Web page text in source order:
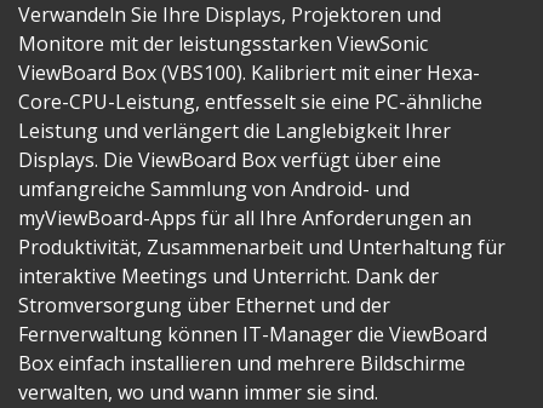
Verwandeln Sie Ihre Displays, Projektoren und
Monitore mit der leistungsstarken ViewSonic
ViewBoard Box (VBS100). Kalibriert mit einer Hexa-
Core-CPU-Leistung, entfesselt sie eine PC-ähnliche
Leistung und verlängert die Langlebigkeit Ihrer
Displays. Die ViewBoard Box verfügt über eine
umfangreiche Sammlung von Android- und
myViewBoard-Apps für all Ihre Anforderungen an
Produktivität, Zusammenarbeit und Unterhaltung für
interaktive Meetings und Unterricht. Dank der
Stromversorgung über Ethernet und der
Fernverwaltung können IT-Manager die ViewBoard
Box einfach installieren und mehrere Bildschirme
verwalten, wo und wann immer sie sind.